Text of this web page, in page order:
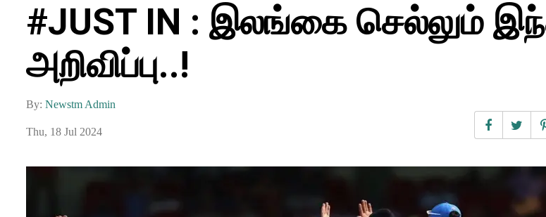
#JUST IN : இலங்கை செல்லும்
அறிவிப்பு..!
By: Newstm Admin
Thu, 18 Jul 2024